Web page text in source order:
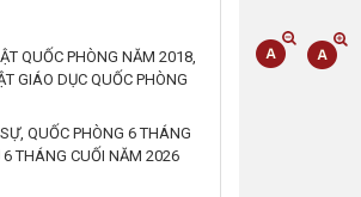
SƠ KẾT CÔNG TÁC
6 THÁNG ĐẦU NĂM
2026, 00:00)
QUỐC PHÒNG NĂM 2018,
GIÁO DỤC QUỐC PHÒNG
QUỐC PHÒNG 6 THÁNG
THÁNG CUỐI NĂM 2026